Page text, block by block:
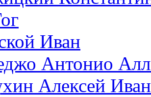
Иван
Антонио
Алексей